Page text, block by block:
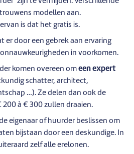
modellen aan.
is dat het gratis is.
er door een gebrek aan ervaring
in voorkomen.
komen overeen om een expert
schatter, architect,
…). Ze delen dan ook de
200 à € 300 zullen draaien.
eigenaar of huurder beslissen om
bijstaan door een deskundige. In
zelf alle erelonen.